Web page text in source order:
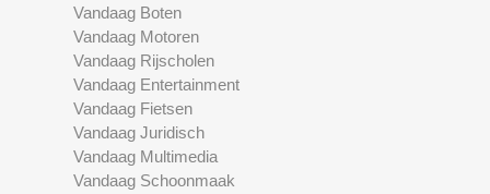
Vandaag Boten
Vandaag Motoren
Vandaag Rijscholen
Vandaag Entertainment
Vandaag Fietsen
Vandaag Juridisch
Vandaag Multimedia
Vandaag Schoonmaak